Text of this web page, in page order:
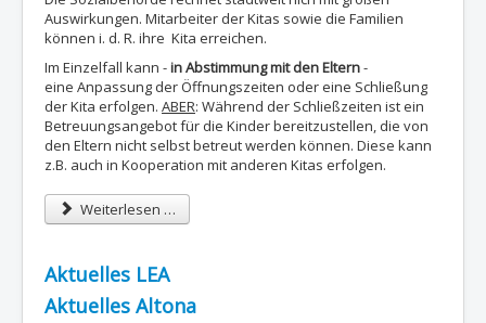
Auswirkungen. Mitarbeiter der Kitas sowie die Familien
können i. d. R. ihre Kita erreichen.
Im Einzelfall kann -in Abstimmung mit den Eltern-
eine Anpassung der Öffnungszeiten oder eine Schließung
der Kita erfolgen. ABER: Während der Schließzeiten ist ein
Betreuungsangebot für die Kinder bereitzustellen, die von
den Eltern nicht selbst betreut werden können. Diese kann
z.B. auch in Kooperation mit anderen Kitas erfolgen.
Weiterlesen …
Aktuelles LEA
Aktuelles Altona